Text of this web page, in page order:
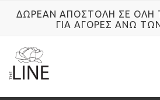
ΔΩΡΕΑΝ ΑΠΟΣΤΟΛΗ ΣΕ ΟΛΗ
ΓΙΑ ΑΓΟΡΕΣ ΑΝΩ